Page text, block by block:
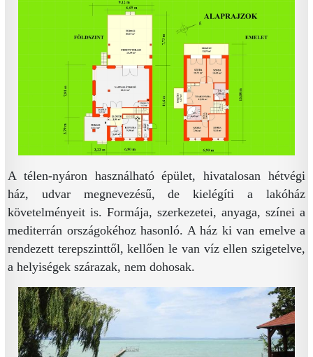
A télen-nyáron használható épület, hivatalosan hétvégi
ház, udvar megnevezésű, de kielégíti a lakóház
követelményeit is. Formája, szerkezetei, anyaga, színei a
mediterrán országokéhoz hasonló. A ház ki van emelve a
rendezett terepszinttől, kellően le van víz ellen szigetelve,
a helyiségek szárazak, nem dohosak.